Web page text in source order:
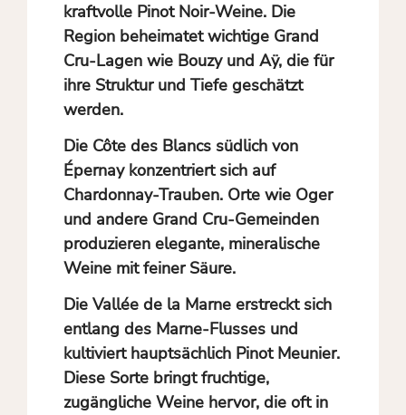
kraftvolle Pinot Noir-Weine. Die
Region beheimatet wichtige Grand
Cru-Lagen wie Bouzy und Aÿ, die für
ihre Struktur und Tiefe geschätzt
werden.
Die Côte des Blancs südlich von
Épernay konzentriert sich auf
Chardonnay-Trauben. Orte wie Oger
und andere Grand Cru-Gemeinden
produzieren elegante, mineralische
Weine mit feiner Säure.
Die Vallée de la Marne erstreckt sich
entlang des Marne-Flusses und
kultiviert hauptsächlich Pinot Meunier.
Diese Sorte bringt fruchtige,
zugängliche Weine hervor, die oft in